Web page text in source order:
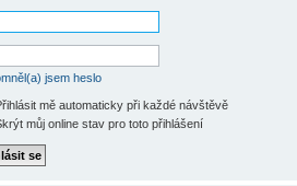
jsem heslo
mě automaticky při každé návštěvě
můj online stav pro toto přihlášení